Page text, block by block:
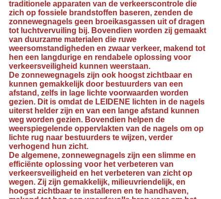
traditionele apparaten van de verkeerscontrole die
zich op fossiele brandstoffen baseren, zenden de
zonnewegnagels geen broeikasgassen uit of dragen
tot luchtvervuiling bij. Bovendien worden zij gemaakt
van duurzame materialen die ruwe
weersomstandigheden en zwaar verkeer, makend tot
hen een langdurige en rendabele oplossing voor
verkeersveiligheid kunnen weerstaan.
De zonnewegnagels zijn ook hoogst zichtbaar en
kunnen gemakkelijk door bestuurders van een
afstand, zelfs in lage lichte voorwaarden worden
gezien. Dit is omdat de LEIDENE lichten in de nagels
uiterst helder zijn en van een lange afstand kunnen
weg worden gezien. Bovendien helpen de
weerspiegelende oppervlakten van de nagels om op
lichte rug naar bestuurders te wijzen, verder
verhogend hun zicht.
De algemene, zonnewegnagels zijn een slimme en
efficiënte oplossing voor het verbeteren van
verkeersveiligheid en het verbeteren van zicht op
wegen. Zij zijn gemakkelijk, milieuvriendelijk, en
hoogst zichtbaar te installeren en te handhaven,